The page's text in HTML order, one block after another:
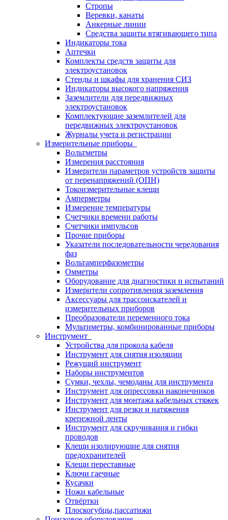
Стропы
Веревки, канаты
Анкерные линии
Средства защиты втягивающего типа
Индикаторы тока
Аптечки
Комплекты средств защиты для
электроустановок
Стенды и шкафы для хранения СИЗ
Индикаторы высокого напряжения
Заземлители для передвижных
электроустановок
Комплектующие заземлителей для
передвижных электроустановок
Журналы учета и регистрации
Измерительные приборы
Вольтметры
Измерения расстояния
Измерители параметров устройств защиты
от перенапряжений (ОПН)
Токоизмерительные клещи
Амперметры
Измерение температуры
Счетчики времени работы
Счетчики импульсов
Прочие приборы
Указатели последовательности чередования
фаз
Вольтамперфазометры
Омметры
Оборудование для диагностики и испытаний
Измерители сопротивления заземления
Аксессуары для трассоискателей и
измерительных приборов
Преобразователи переменного тока
Мультиметры, комбинированные приборы
Инструмент
Устройства для прокола кабеля
Инструмент для снятия изоляции
Режущий инструмент
Наборы инструментов
Сумки, чехлы, чемоданы для инструмента
Инструмент для опрессовки наконечников
Инструмент для монтажа кабельных стяжек
Инструмент для резки и натяжения
крепежной ленты
Инструмент для скручивания и гибки
проводов
Клещи изолирующие для снятия
предохранителей
Клещи переставные
Ключи гаечные
Кусачки
Ножи кабельные
Отвёртки
Плоскогубцы,пассатижи